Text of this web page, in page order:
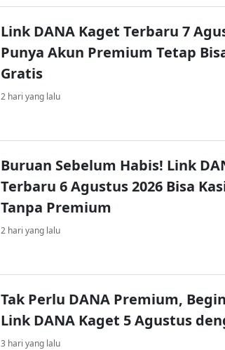
Link DANA Kaget Terbaru 7
Punya Akun Premium Tetap
Gratis
2 hari yang lalu
Buruan Sebelum Habis! Link
Terbaru 6 Agustus 2026 Bisa
Tanpa Premium
2 hari yang lalu
Tak Perlu DANA Premium,
Link DANA Kaget 5 Agustus
3 hari yang lalu